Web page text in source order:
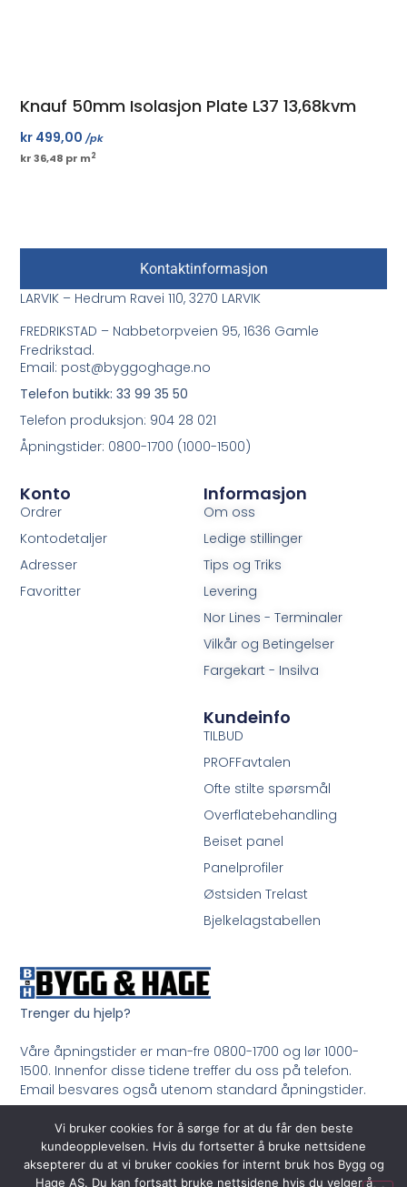
Knauf 50mm Isolasjon Plate L37 13,68kvm
kr 499,00 /pk
kr 36,48 pr m2
Trenger du hjelp?
Våre åpningstider er man-fre 0800-1700 og lør 1000-
1500. Innenfor disse tidene treffer du oss på telefon.
Email besvares også utenom standard åpningstider.
Ring oss på 33 99 35 50
Informasjon
Om oss
Ledige stillinger
Tips og Triks
Levering
Nor Lines - Terminaler
Vilkår og Betingelser
Fargekart - Insilva
Konto
Ordrer
Kontodetaljer
Adresser
Favoritter
Kundeinfo
TILBUD
PROFFavtalen
Ofte stilte spørsmål
Overflatebehandling
Beiset panel
Panelprofiler
Østsiden Trelast
Bjelkelagstabellen
Kontaktinformasjon
LARVIK – Hedrum Ravei 110, 3270 LARVIK
FREDRIKSTAD – Nabbetorpveien 95, 1636 Gamle
Fredrikstad.
Email: post@byggoghage.no
Telefon butikk: 33 99 35 50
Telefon produksjon: 904 28 021
Åpningstider: 0800-1700 (1000-1500)
Vi bruker cookies for å sørge for at du får den beste
kundeopplevelsen. Hvis du fortsetter å bruke nettsidene
aksepterer du at vi bruker cookies for internt bruk hos Bygg og
Hage AS. Du kan fortsatt bruke nettsidene hvis du velger å